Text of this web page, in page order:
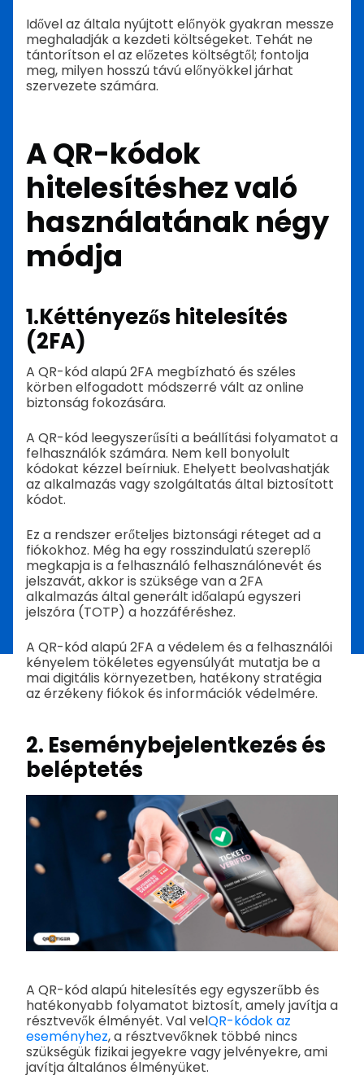
Idővel az általa nyújtott előnyök gyakran messze
meghaladják a kezdeti költségeket. Tehát ne
tántorítson el az előzetes költségtől; fontolja
meg, milyen hosszú távú előnyökkel járhat
szervezete számára.
A QR-kódok
hitelesítéshez való
használatának négy
módja
1.Kéttényezős hitelesítés
(2FA)
A QR-kód alapú 2FA megbízható és széles
körben elfogadott módszerré vált az online
biztonság fokozására.
A QR-kód leegyszerűsíti a beállítási folyamatot a
felhasználók számára. Nem kell bonyolult
kódokat kézzel beírniuk. Ehelyett beolvashatják
az alkalmazás vagy szolgáltatás által biztosított
kódot.
Ez a rendszer erőteljes biztonsági réteget ad a
fiókokhoz. Még ha egy rosszindulatú szereplő
megkapja is a felhasználó felhasználónevét és
jelszavát, akkor is szüksége van a 2FA
alkalmazás által generált időalapú egyszeri
jelszóra (TOTP) a hozzáféréshez.
A QR-kód alapú 2FA a védelem és a felhasználói
kényelem tökéletes egyensúlyát mutatja be a
mai digitális környezetben, hatékony stratégia
az érzékeny fiókok és információk védelmére.
2. Eseménybejelentkezés és
beléptetés
A QR-kód alapú hitelesítés egy egyszerűbb és
hatékonyabb folyamatot biztosít, amely javítja a
résztvevők élményét. Val velQR-kódok az
eseményhez, a résztvevőknek többé nincs
szükségük fizikai jegyekre vagy jelvényekre, ami
javítja általános élményüket.